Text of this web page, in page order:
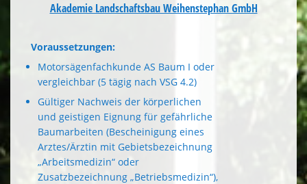
Akademie Landschaftsbau Weihenstephan GmbH
Voraussetzungen:
Motorsägenfachkunde AS Baum I oder
vergleichbar (5 tägig nach VSG 4.2)
Gültiger Nachweis der körperlichen
und geistigen Eignung für gefährliche
Baumarbeiten (Bescheinigung eines
Arztes/Ärztin mit Gebietsbezeichnung
„Arbeitsmedizin“ oder
Zusatzbezeichnung „Betriebsmedizin“),